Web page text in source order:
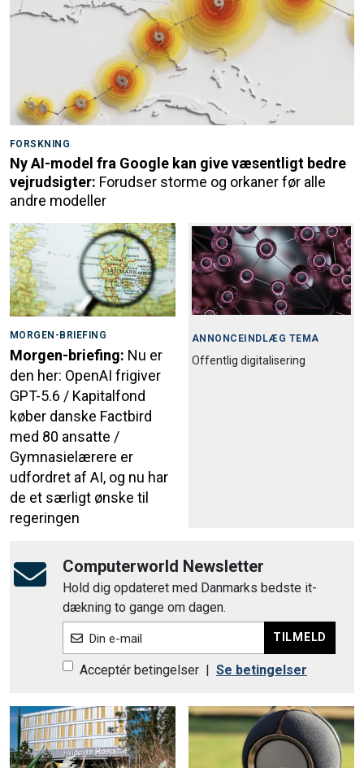
FORSKNING
Ny AI-model fra Google kan give væsentligt bedre
vejrudsigter: Forudser storme og orkaner før alle
andre modeller
MORGEN-BRIEFING
Morgen-briefing: Nu er
den her: OpenAI frigiver
GPT-5.6 / Kapitalfond
køber danske Factbird
med 80 ansatte /
Gymnasielærere er
udfordret af AI, og nu har
de et særligt ønske til
regeringen
ANNONCEINDLÆG TEMA
Offentlig digitalisering
Computerworld Newsletter
Hold dig opdateret med Danmarks bedste it-
dækning to gange om dagen.
Din e-mail TILMELD
Acceptér betingelser | Se betingelser